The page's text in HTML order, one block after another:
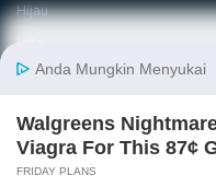
Hijau
Indeks
Center
Databoks
Event